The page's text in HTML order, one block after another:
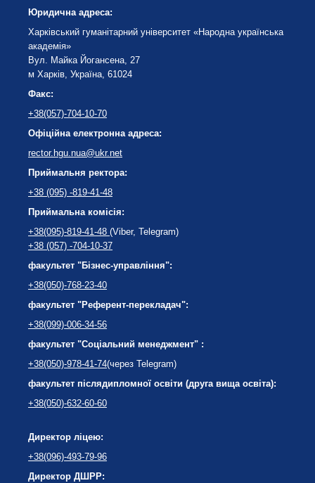
Юридична адреса:
Харківський гуманітарний університет «Народна українська
академія»
Вул. Майка Йогансена, 27
м Харків, Україна, 61024
Факс:
+38(057)-704-10-70
Офіційна електронна адреса:
rector.hgu.nua@ukr.net
Приймальня ректора:
+38 (095) -819-41-48
Приймальна комісія:
+38(095)-819-41-48 (Viber, Telegram)
+38 (057) -704-10-37
факультет "Бізнес-управління":
+38(050)-768-23-40
факультет "Референт-перекладач":
+38(099)-006-34-56
факультет "Соціальний менеджмент" :
+38(050)-978-41-74(через Telegram)
факультет післядипломної освіти (друга вища освіта):
+38(050)-632-60-60
Директор ліцею:
+38(096)-493-79-96
Директор ДШРР: